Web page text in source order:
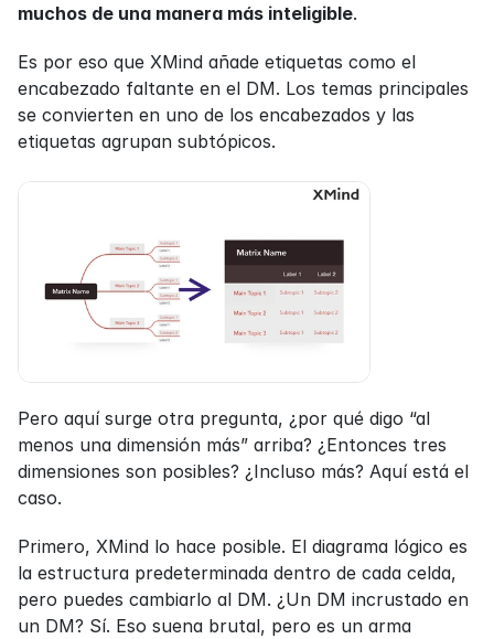
muchos de una manera más inteligible.
Es por eso que XMind añade etiquetas como el
encabezado faltante en el DM. Los temas principales
se convierten en uno de los encabezados y las
etiquetas agrupan subtópicos.
Pero aquí surge otra pregunta, ¿por qué digo “al
menos una dimensión más” arriba? ¿Entonces tres
dimensiones son posibles? ¿Incluso más? Aquí está el
caso.
Primero, XMind lo hace posible. El diagrama lógico es
la estructura predeterminada dentro de cada celda,
pero puedes cambiarlo al DM. ¿Un DM incrustado en
un DM? Sí. Eso suena brutal, pero es un arma